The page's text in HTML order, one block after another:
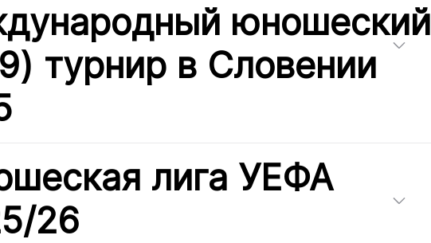
юношеский
турнир в Словении
лига УЕФА
26